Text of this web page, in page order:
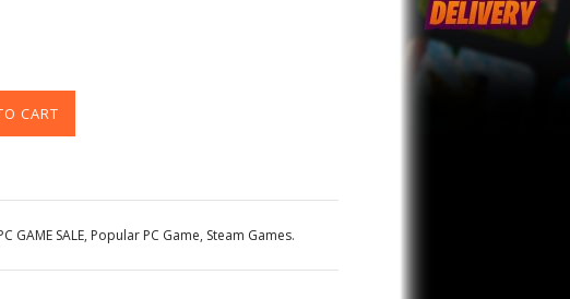
CART
GAME SALE, Popular PC Game, Steam Games.